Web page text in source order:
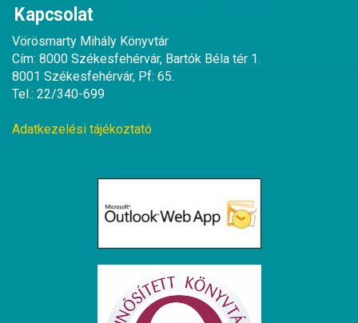
Kapcsolat
Vörösmarty Mihály Könyvtár
Cím: 8000 Székesfehérvár, Bartók Béla tér 1.
8001 Székesfehérvár, Pf: 65.
Tel.: 22/340-699
Adatkezelési tájékoztató